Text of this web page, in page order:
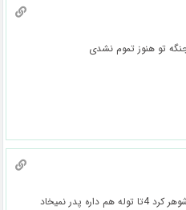
تو هنوز تموم نشدی
بازم ک تو لیسته لامصب تموم شد ماری شوهر کرد 4تا توله هم داره پدر نمیخاد